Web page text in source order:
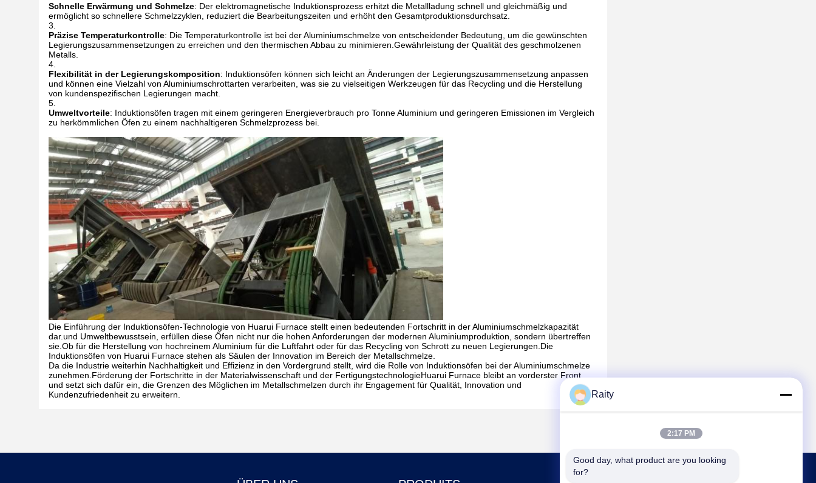
Schnelle Erwärmung und Schmelze: Der elektromagnetische Induktionsprozess erhitzt die Metallladung schnell und gleichmäßig und
ermöglicht so schnellere Schmelzzyklen, reduziert die Bearbeitungszeiten und erhöht den Gesamtproduktionsdurchsatz.
Präzise Temperaturkontrolle: Die Temperaturkontrolle ist bei der Aluminiumschmelze von entscheidender Bedeutung, um die gewünschten
Legierungszusammensetzungen zu erreichen und den thermischen Abbau zu minimieren.Gewährleistung der Qualität des geschmolzenen
Metalls.
Flexibilität in der Legierungskomposition: Induktionsöfen können sich leicht an Änderungen der Legierungszusammensetzung anpassen
und können eine Vielzahl von Aluminiumschrottarten verarbeiten, was sie zu vielseitigen Werkzeugen für das Recycling und die Herstellung
von kundenspezifischen Legierungen macht.
Umweltvorteile: Induktionsöfen tragen mit einem geringeren Energieverbrauch pro Tonne Aluminium und geringeren Emissionen im Vergleich
zu herkömmlichen Öfen zu einem nachhaltigeren Schmelzprozess bei.
Die Einführung der Induktionsöfen-Technologie von Huarui Furnace stellt einen bedeutenden Fortschritt in der Aluminiumschmelzkapazität
dar.und Umweltbewusstsein, erfüllen diese Öfen nicht nur die hohen Anforderungen der modernen Aluminiumproduktion, sondern übertreffen
sie.Ob für die Herstellung von hochreinem Aluminium für die Luftfahrt oder für das Recycling von Schrott zu neuen Legierungen.Die
Induktionsöfen von Huarui Furnace stehen als Säulen der Innovation im Bereich der Metallschmelze.
Da die Industrie weiterhin Nachhaltigkeit und Effizienz in den Vordergrund stellt, wird die Rolle von Induktionsöfen bei der Aluminiumschmelze
zunehmen.Förderung der Fortschritte in der Materialwissenschaft und der FertigungstechnologieHuarui Furnace bleibt an vorderster Front
und setzt sich dafür ein, die Grenzen des Möglichen im Metallschmelzen durch ihr Engagement für Qualität, Innovation und
Kundenzufriedenheit zu erweitern.
Raity
2:17 PM
Good day, what product are you looking
for?